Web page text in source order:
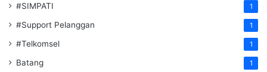
#SIMPATI 1
#Support Pelanggan 1
#Telkomsel 1
Batang 1